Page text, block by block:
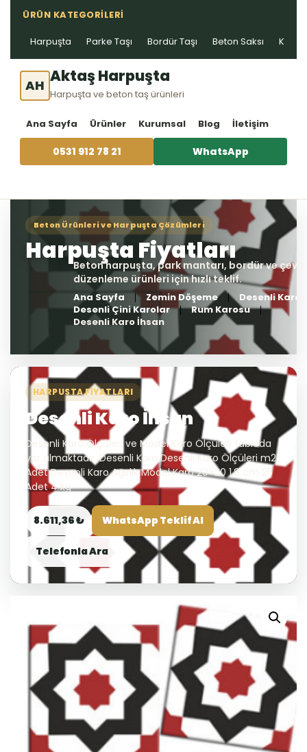
ÜRÜN KATEGORILERI
Harpuşta Parke Taşı Bordür Taşı Beton Saksı Kablo
AH Aktaş Harpuşta
Harpuşta ve beton taş ürünleri
Ana Sayfa Ürünler Kurumsal Blog İletişim
0531 912 78 21 WhatsApp
Ana Sayfa Zemin Döşeme
Desenli Karo
Desenli Çini Karolar
Rum Karosu
Desenli Karo İhsan
HARPUSTA FIYATLARI
Desenli Karo İhsan
Desenli Karo Ölçüleri ve Model Karo Ölçüleri tabloda
yer almaktadır. Desenli Karo Desenli Karo Ölçüleri m2
Adet Desenli Karo Ağırlık Model Karo 20×20 1,8 cm 25
Adet 4 kg
8.611,36 ₺ WhatsApp Teklif Al
Telefonla Ara